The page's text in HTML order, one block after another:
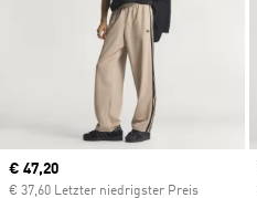
Current price
€ 47,20
€ 37,60 Letzter niedrigster Preis